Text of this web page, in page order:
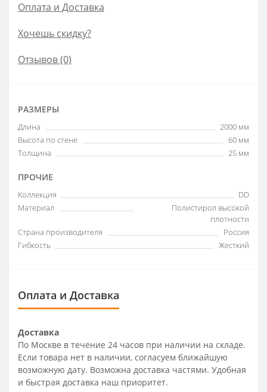
Оплата и Доставка
Хочешь скидку?
Отзывов (0)
РАЗМЕРЫ
Длина
2000 мм
Высота по стене
60 мм
Толщина
25 мм
ПРОЧИЕ
Коллекция
DD
Материал
Полистирол высокой
плотности
Страна производителя
Россия
Гибкость
Жесткий
Оплата и Доставка
Доставка
По Москве в течение 24 часов при наличии на складе.
Если товара нет в наличии, согласуем ближайшую
возможную дату. Возможна доставка частями. Удобная
и быстрая доставка наш приоритет.